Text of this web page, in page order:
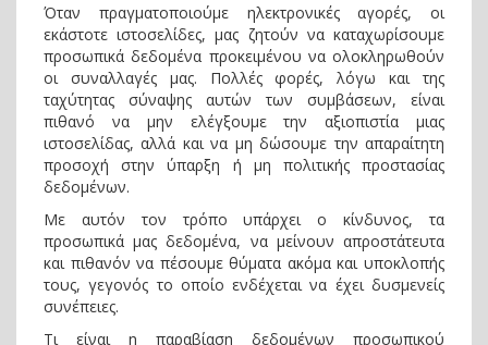
Όταν πραγματοποιούμε ηλεκτρονικές αγορές, οι
εκάστοτε ιστοσελίδες, μας ζητούν να καταχωρίσουμε
προσωπικά δεδομένα προκειμένου να ολοκληρωθούν
οι συναλλαγές μας. Πολλές φορές, λόγω και της
ταχύτητας σύναψης αυτών των συμβάσεων, είναι
πιθανό να μην ελέγξουμε την αξιοπιστία μιας
ιστοσελίδας, αλλά και να μη δώσουμε την απαραίτητη
προσοχή στην ύπαρξη ή μη πολιτικής προστασίας
δεδομένων.
Με αυτόν τον τρόπο υπάρχει ο κίνδυνος, τα
προσωπικά μας δεδομένα, να μείνουν απροστάτευτα
και πιθανόν να πέσουμε θύματα ακόμα και υποκλοπής
τους, γεγονός το οποίο ενδέχεται να έχει δυσμενείς
συνέπειες.
Τι είναι η παραβίαση δεδομένων προσωπικού